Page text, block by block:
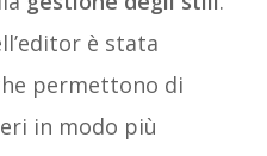
è stata
permettono di
in modo più